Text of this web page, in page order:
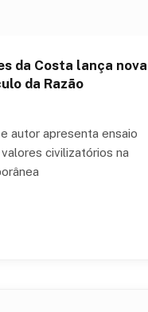
da Costa lança nova
da Razão
autor apresenta ensaio
civilizatórios na